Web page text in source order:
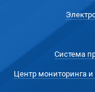
Система
Центр мониторинга